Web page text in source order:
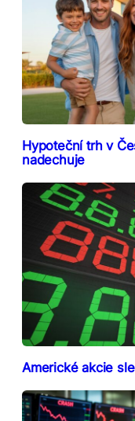
Hypoteční trh v
nadechuje
Americké akcie